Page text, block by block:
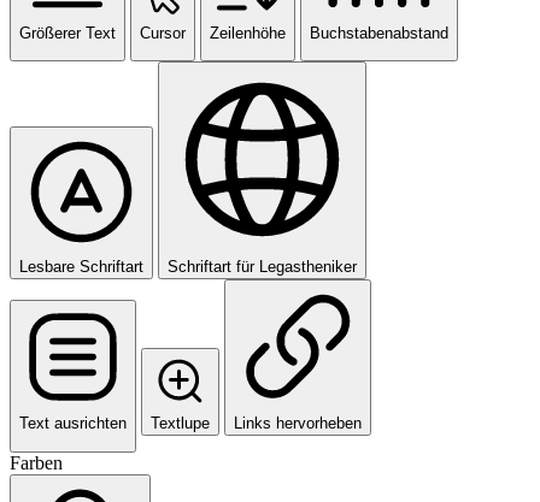
Größerer Text Cursor Zeilenhöhe Buchstabenabstand
Lesbare Schriftart Schriftart für Legastheniker
Text ausrichten Textlupe Links hervorheben
Farben